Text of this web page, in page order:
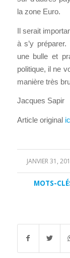
la zone Euro.
Il serait
à s’y
une bulle et
politique, il ne
manière très
Jacques Sapir
Article original
JANVIER 31,
/
MOTS-